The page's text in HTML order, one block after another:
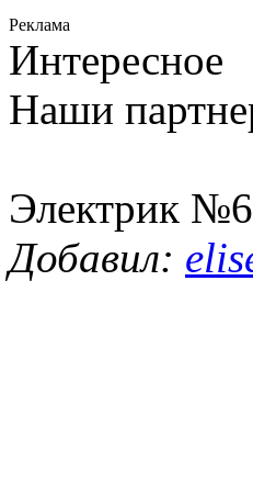
Реклама
Интересное
Наши
Электрик
Добавил: